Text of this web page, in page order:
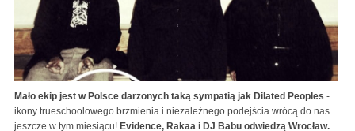
Mało ekip jest w Polsce darzonych taką sympatią jak Dilated Peoples -
ikony trueschoolowego brzmienia i niezależnego podejścia wrócą do nas
jeszcze w tym miesiącu! Evidence, Rakaa i DJ Babu odwiedzą Wrocław.